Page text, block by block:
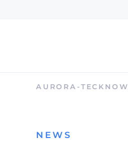
AURORA-TECKNOW
NEWS